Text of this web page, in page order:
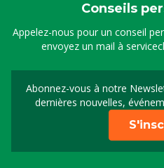
Conseils
Appelez-nous pour un conseil
envoyez un mail à
Abonnez-vous à notre
dernières nouvelles,